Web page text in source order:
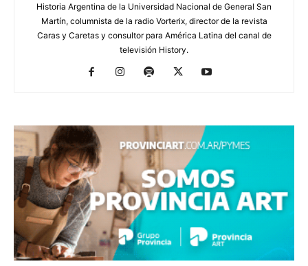
Historia Argentina de la Universidad Nacional de General San
Martín, columnista de la radio Vorterix, director de la revista
Caras y Caretas y consultor para América Latina del canal de
televisión History.